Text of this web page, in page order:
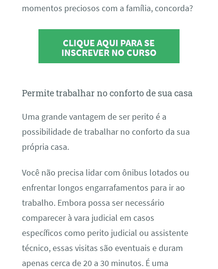
momentos preciosos com a família, concorda?
CLIQUE AQUI PARA SE
INSCREVER NO CURSO
Permite trabalhar no conforto de sua casa
Uma grande vantagem de ser perito é a
possibilidade de trabalhar no conforto da sua
própria casa.
Você não precisa lidar com ônibus lotados ou
enfrentar longos engarrafamentos para ir ao
trabalho. Embora possa ser necessário
comparecer à vara judicial em casos
específicos como perito judicial ou assistente
técnico, essas visitas são eventuais e duram
apenas cerca de 20 a 30 minutos. É uma